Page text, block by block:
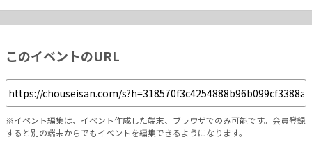
このイベントのURL
※イベント編集は、イベント作成した端末、ブラウザでのみ可能です。会員登録
すると別の端末からでもイベントを編集できるようになります。